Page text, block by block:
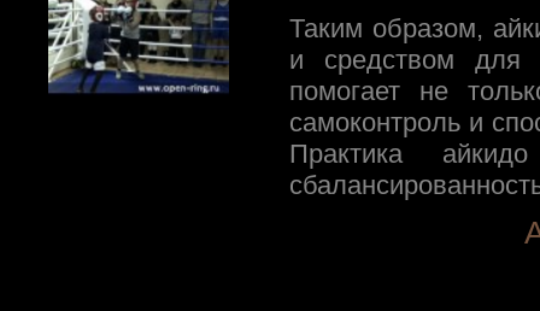
Таким образом,
и средством для
помогает не
самоконтроль и
Практика